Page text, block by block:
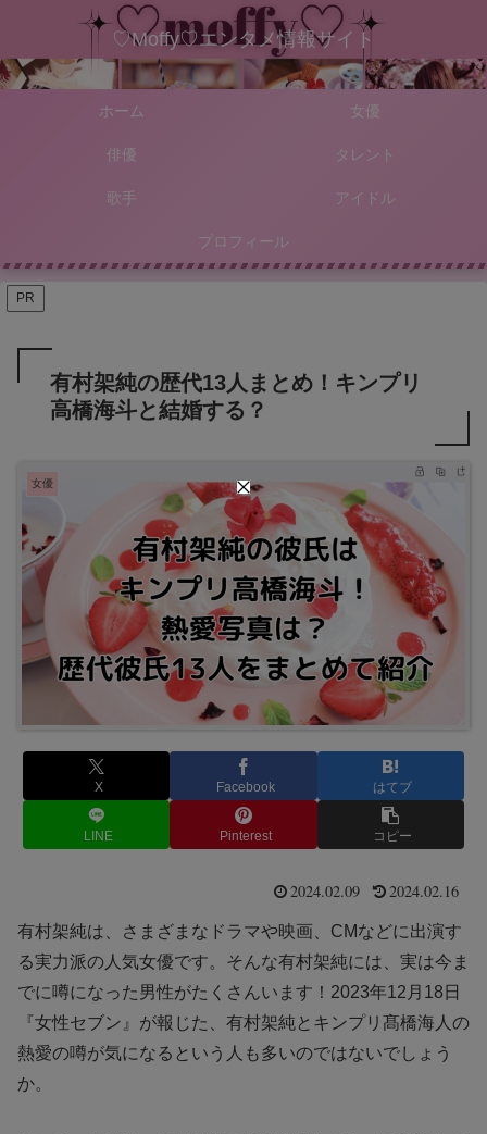
♡Moffy♡エンタメ情報サイト
ホーム 女優
俳優 タレント
歌手 アイドル
プロフィール
PR
有村架純の歴代13人まとめ！キンプリ
高橋海斗と結婚する？
女優
X Facebook はてブ
LINE Pinterest コピー
2024.02.09 2024.02.16
有村架純は、さまざまなドラマや映画、CMなどに出演す
る実力派の人気女優です。そんな有村架純には、実は今ま
でに噂になった男性がたくさんいます！2023年12月18日
『女性セブン』が報じた、有村架純とキンプリ髙橋海人の
熱愛の噂が気になるという人も多いのではないでしょう
か。